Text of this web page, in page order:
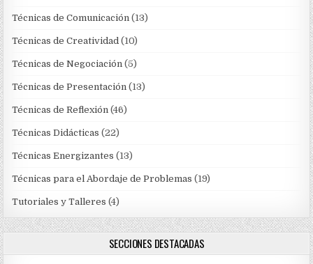
Técnicas de Comunicación (13)
Técnicas de Creatividad (10)
Técnicas de Negociación (5)
Técnicas de Presentación (13)
Técnicas de Reflexión (46)
Técnicas Didácticas (22)
Técnicas Energizantes (13)
Técnicas para el Abordaje de Problemas (19)
Tutoriales y Talleres (4)
SECCIONES DESTACADAS